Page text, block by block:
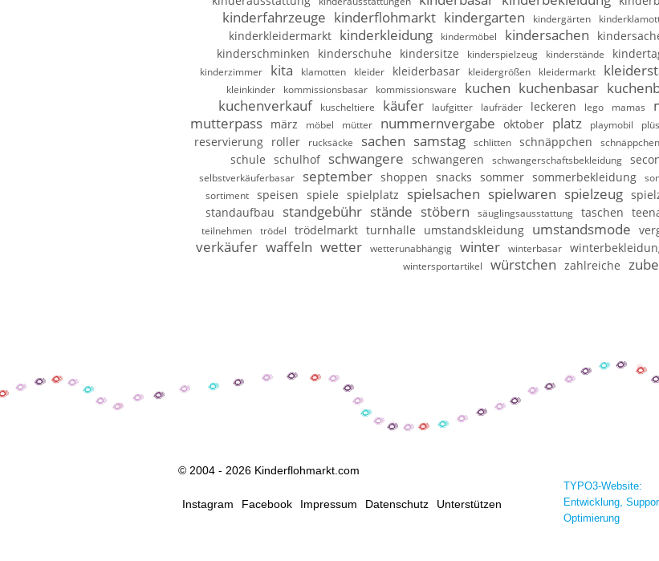
kinderfahrzeuge kinderflohmarkt kindergarten kindergärten
kinderkleidermarkt
kinderkleidung kindermöbel kindersachen
kinderschminken kinderschuhe kindersitze kinderspielzeug kinderstände
kinderzimmer kita klamotten kleider kleiderbasar kleidergrößen kleidermarkt
kleinkinder
kommissionsbasar kommissionsware kuchen kuchenbasar
kuchenverkauf kuscheltiere käufer laufgitter laufräder leckeren lego mamas
mutterpass märz möbel mütter nummernvergabe oktober platz playmobil
reservierung roller rucksäcke sachen samstag schlitten schnäppchen
schule schulhof schwangere schwangeren schwangerschaftsbekleidung
selbstverkäuferbasar september shoppen snacks sommer sommerbekleidung
sortiment speisen spiele spielplatz spielsachen spielwaren spielzeug
standaufbau standgebühr stände stöbern säuglingsausstattung taschen
teilnehmen trödel trödelmarkt turnhalle umstandskleidung umstandsmode
verkäufer waffeln wetter wetterunabhängig winter winterbasar
wintersportartikel
würstchen zahlreiche
© 2004 - 2026 Kinderflohmarkt.com
Instagram Facebook Impressum Datenschutz Unterstützen
TYPO3-Website:
Entwicklung,
Optimierung